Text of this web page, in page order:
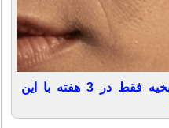
کاهش چشمگیر جای زخم و بخیه فقط در 3 هفته با این